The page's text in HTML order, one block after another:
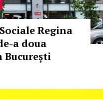
Regina
a doua
București